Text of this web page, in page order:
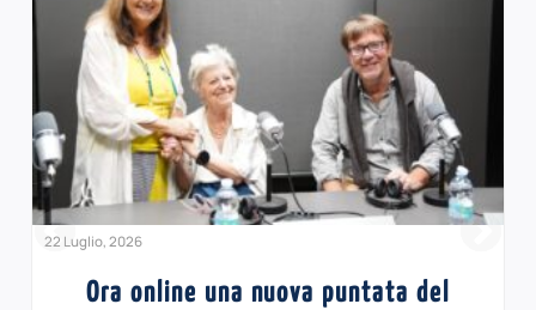
22 Luglio, 2026
Ora online una nuova puntata del